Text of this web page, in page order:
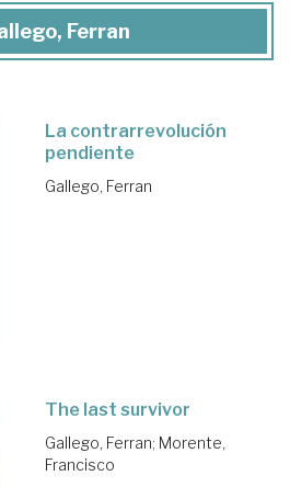
Ferran
La contrarrevolución
pendiente
Gallego, Ferran
The last survivor
Gallego, Ferran; Morente,
Francisco